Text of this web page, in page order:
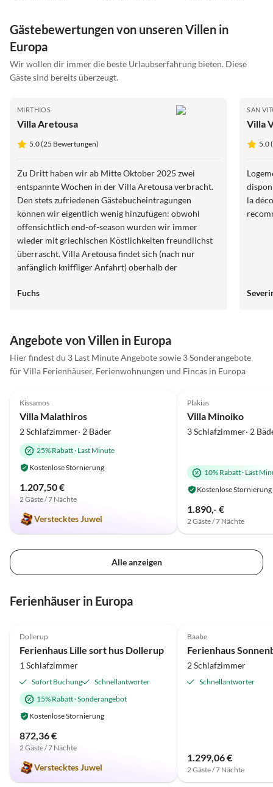
Gästebewertungen von unseren Villen in
Europa
Wir wollen dir immer die beste Urlaubserfahrung bieten. Diese
Gäste sind bereits überzeugt.
MIRTHIOS
Villa Aretousa
5.0 (25 Bewertungen)
Zu Dritt haben wir ab Mitte Oktober 2025 zwei
entspannte Wochen in der Villa Aretousa verbracht.
Den stets zufriedenen Gästebucheintragungen
können wir eigentlich wenig hinzufügen: obwohl
offensichtlich end-of-season wurden wir immer
wieder mit griechischen Köstlichkeiten freundlichst
überrascht. Villa Aretousa findet sich (nach nur
anfänglich kniffliger Anfahrt) oberhalb der
besuchten Restaurants und ist doch total ruhig
wir dort auch Brot und Eier von glücklichen Hühnern
des Ortes kaufen. Unser Dank geht an die
Gastgeberfamilie Peristerakis und sehr gerne auch an
die Kirmaiers für ihre wie immer ausgezeichnete
Fuchs
SAN
Villa
5.0
disponible et
la
Angebote von Villen in Europa
Hier findest du 3 Last Minute Angebote sowie 3 Sonderangebote
für Villa Ferienhäuser, Ferienwohnungen und Fincas in Europa
Kissamos
Villa Malathiros
2 Schlafzimmer· 2 Bäder
25% Rabatt· Last Minute
Kostenlose Stornierung
1.207,50 €
2 Gäste / 7 Nächte
Verstecktes Juwel
Plakias
Villa Minoiko
3 Schlafzimmer· 2
10% Rabatt· Last
Kostenlose Stornierung
1.890,- €
2 Gäste / 7 Nächte
Alle anzeigen
Ferienhäuser in Europa
Dollerup
Ferienhaus Lille sort hus Dollerup
1 Schlafzimmer
Sofort Buchung
Schnellantworter
15% Rabatt·Sonderangebot
Kostenlose Stornierung
872,36 €
2 Gäste / 7 Nächte
Verstecktes Juwel
Baabe
2 Schlafzimmer
Schnellantworter
1.299,06 €
2 Gäste / 7 Nächte